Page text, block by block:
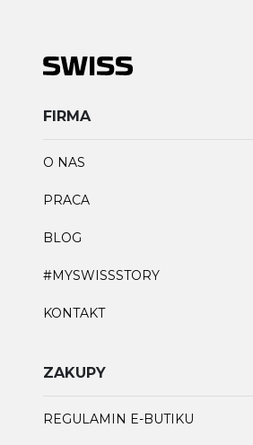
FIRMA
O NAS
PRACA
BLOG
#MYSWISSSTORY
KONTAKT
ZAKUPY
REGULAMIN E-BUTIKU